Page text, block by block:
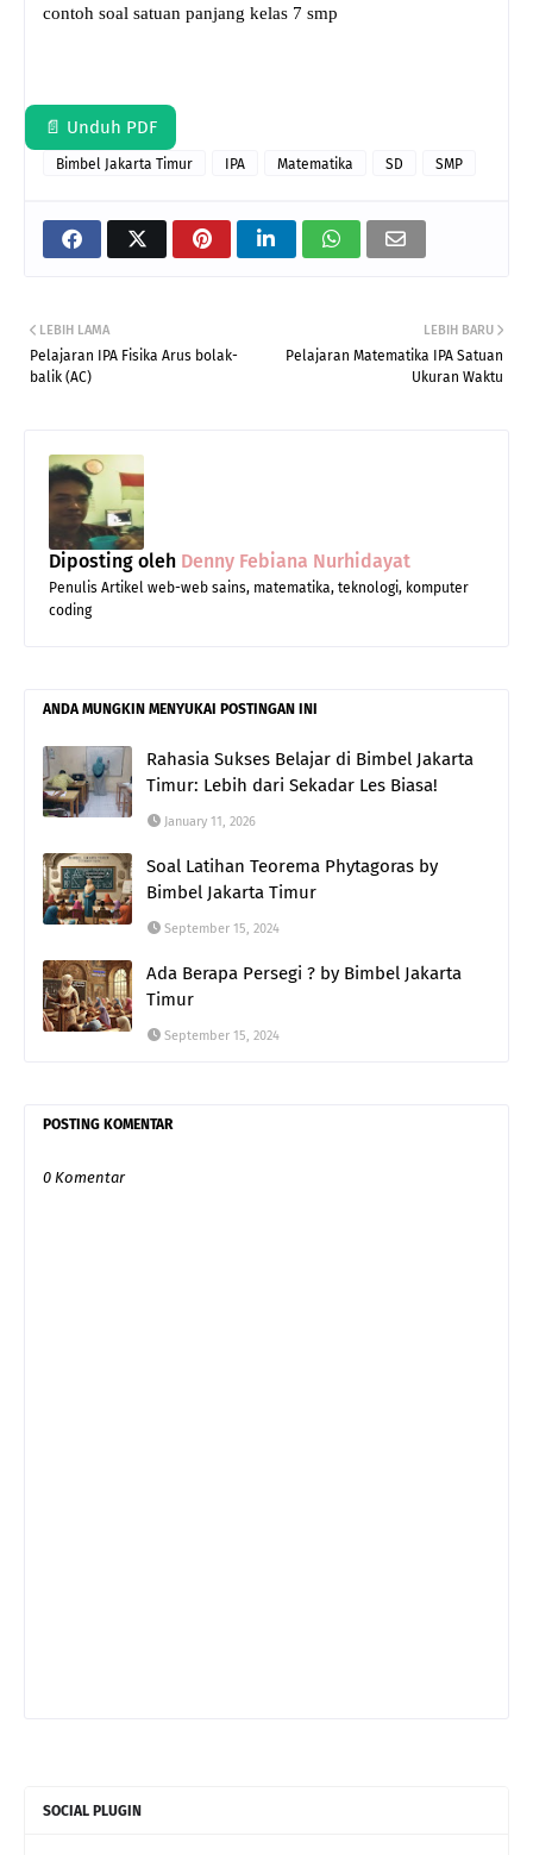
contoh soal satuan panjang kelas 7 smp
📄 Unduh PDF
Bimbel Jakarta Timur IPA Matematika SD SMP
LEBIH BARU
Pelajaran Matematika IPA Satuan
Ukuran Waktu
LEBIH LAMA
Pelajaran IPA Fisika Arus bolak-
balik (AC)
Diposting oleh Denny Febiana Nurhidayat
Penulis Artikel web-web sains, matematika, teknologi, komputer
coding
ANDA MUNGKIN MENYUKAI POSTINGAN INI
Rahasia Sukses Belajar di Bimbel Jakarta
Timur: Lebih dari Sekadar Les Biasa!
January 11, 2026
Soal Latihan Teorema Phytagoras by
Bimbel Jakarta Timur
September 15, 2024
Ada Berapa Persegi ? by Bimbel Jakarta
Timur
September 15, 2024
POSTING KOMENTAR
0 Komentar
SOCIAL PLUGIN